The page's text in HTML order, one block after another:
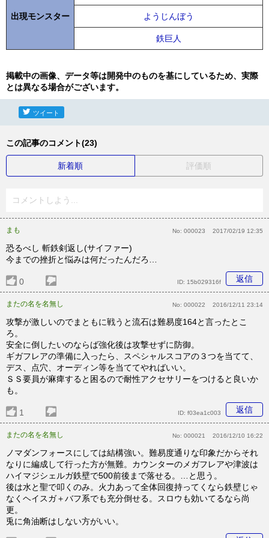
出現モンスター ようじんぼう
鉄巨人
掲載中の画像、データ等は開発中のものを基にしているため、実際
とは異なる場合がございます。
ツイート
この記事のコメント(23)
新着順 評価順
コメントしよう...
まも No: 000023 2017/02/19 12:35
恐るべし 斬鉄剣返し(サイファー)
今までの挫折と悩みは何だったんだろ…
0 返信
ID: 15b029316f
またの名を名無し No: 000022 2016/12/11 23:14
攻撃が激しいのでまともに戦うと流石は難易度164と言ったとこ
ろ。
安全に倒したいのならば強化後は攻撃せずに防御。
ギガフレアの準備に入ったら、スペシャルスコアの３つを当てて、
デス、点穴、オーディン等を当ててやればいい。
ＳＳ要員が麻痺すると困るので耐性アクセサリーをつけると良いか
も。
1 返信
ID: f03ea1c003
またの名を名無し No: 000021 2016/12/10 16:22
ノマダンフォースにしては結構強い。難易度通りな印象だからそれ
なりに編成して行った方が無難。カウンターのメガフレアや津波は
ハイマジシェルガ鉄壁で500前後まで落せる。…と思う。
後は水と聖で叩くのみ。火力あって全体回復持ってくなら鉄壁じゃ
なくヘイスガ＋バフ系でも充分倒せる。スロウも効いてるなら尚
更。
兎に角油断はしない方がいい。